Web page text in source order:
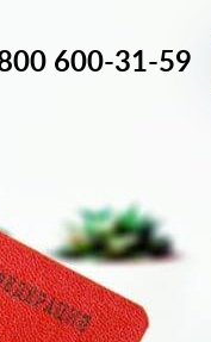
600-31-59